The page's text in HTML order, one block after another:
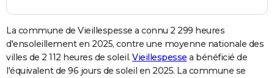
La commune de Vieillespesse a connu 2 299 heures
d'ensoleillement en 2025, contre une moyenne nationale des
villes de 2 112 heures de soleil. Vieillespesse a bénéficié de
l'équivalent de 96 jours de soleil en 2025. La commune se